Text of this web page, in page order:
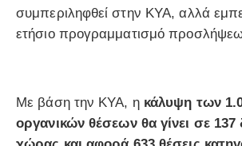
συμπεριληφθεί στην ΚΥΑ, αλλά
ετήσιο προγραμματισμό
Με βάση την ΚΥΑ, ηκάλυψη των
οργανικών θέσεων θα γίνει σε 137